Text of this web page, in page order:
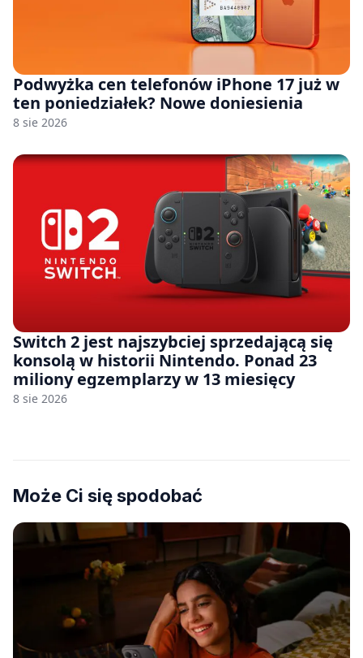
Podwyżka cen telefonów iPhone 17 już w
ten poniedziałek? Nowe doniesienia
8 sie 2026
Switch 2 jest najszybciej sprzedającą się
konsolą w historii Nintendo. Ponad 23
miliony egzemplarzy w 13 miesięcy
8 sie 2026
Może Ci się spodobać